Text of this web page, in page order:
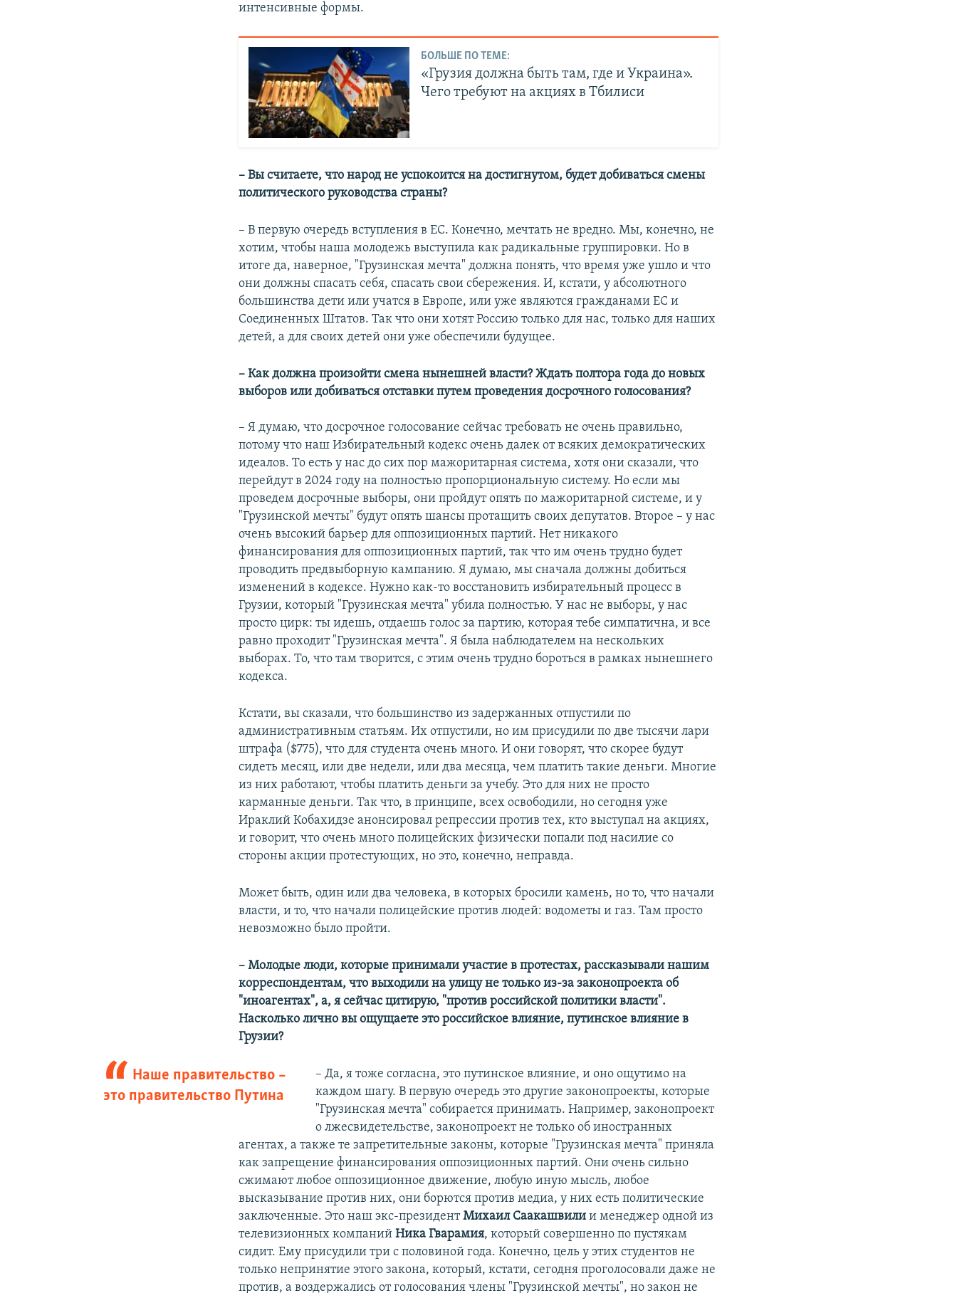
интенсивные формы.
БОЛЬШЕ ПО ТЕМЕ:
«Грузия должна быть там, где и Украина».
Чего требуют на акциях в Тбилиси
– Вы считаете, что народ не успокоится на достигнутом, будет добиваться смены
политического руководства страны?
– В первую очередь вступления в ЕС. Конечно, мечтать не вредно. Мы, конечно, не
хотим, чтобы наша молодежь выступила как радикальные группировки. Но в
итоге да, наверное, "Грузинская мечта" должна понять, что время уже ушло и что
они должны спасать себя, спасать свои сбережения. И, кстати, у абсолютного
большинства дети или учатся в Европе, или уже являются гражданами ЕС и
Соединенных Штатов. Так что они хотят Россию только для нас, только для наших
детей, а для своих детей они уже обеспечили будущее.
– Как должна произойти смена нынешней власти? Ждать полтора года до новых
выборов или добиваться отставки путем проведения досрочного голосования?
– Я думаю, что досрочное голосование сейчас требовать не очень правильно,
потому что наш Избирательный кодекс очень далек от всяких демократических
идеалов. То есть у нас до сих пор мажоритарная система, хотя они сказали, что
перейдут в 2024 году на полностью пропорциональную систему. Но если мы
проведем досрочные выборы, они пройдут опять по мажоритарной системе, и у
"Грузинской мечты" будут опять шансы протащить своих депутатов. Второе – у нас
очень высокий барьер для оппозиционных партий. Нет никакого
финансирования для оппозиционных партий, так что им очень трудно будет
проводить предвыборную кампанию. Я думаю, мы сначала должны добиться
изменений в кодексе. Нужно как-то восстановить избирательный процесс в
Грузии, который "Грузинская мечта" убила полностью. У нас не выборы, у нас
просто цирк: ты идешь, отдаешь голос за партию, которая тебе симпатична, и все
равно проходит "Грузинская мечта". Я была наблюдателем на нескольких
выборах. То, что там творится, с этим очень трудно бороться в рамках нынешнего
кодекса.
Кстати, вы сказали, что большинство из задержанных отпустили по
административным статьям. Их отпустили, но им присудили по две тысячи лари
штрафа ($775), что для студента очень много. И они говорят, что скорее будут
сидеть месяц, или две недели, или два месяца, чем платить такие деньги. Многие
из них работают, чтобы платить деньги за учебу. Это для них не просто
карманные деньги. Так что, в принципе, всех освободили, но сегодня уже
Ираклий Кобахидзе анонсировал репрессии против тех, кто выступал на акциях,
и говорит, что очень много полицейских физически попали под насилие со
стороны акции протестующих, но это, конечно, неправда.
Может быть, один или два человека, в которых бросили камень, но то, что начали
власти, и то, что начали полицейские против людей: водометы и газ. Там просто
невозможно было пройти.
– Молодые люди, которые принимали участие в протестах, рассказывали нашим
корреспондентам, что выходили на улицу не только из-за законопроекта об
"иноагентах", а, я сейчас цитирую, "против российской политики власти".
Насколько лично вы ощущаете это российское влияние, путинское влияние в
Грузии?
Наше правительство –
это правительство Путина
– Да, я тоже согласна, это путинское влияние, и оно ощутимо на
каждом шагу. В первую очередь это другие законопроекты, которые
"Грузинская мечта" собирается принимать. Например, законопроект
о лжесвидетельстве, законопроект не только об иностранных
агентах, а также те запретительные законы, которые "Грузинская мечта" приняла
как запрещение финансирования оппозиционных партий. Они очень сильно
сжимают любое оппозиционное движение, любую иную мысль, любое
высказывание против них, они борются против медиа, у них есть политические
заключенные. Это наш экс-президентМихаил Саакашвили и менеджер одной из
телевизионных компанийНика Гварамия, который совершенно по пустякам
сидит. Ему присудили три с половиной года. Конечно, цель у этих студентов не
только непринятие этого закона, который, кстати, сегодня проголосовали даже не
против, а воздержались от голосования члены "Грузинской мечты", но закон не